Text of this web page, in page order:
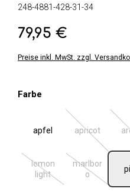
248-4881-428-31-34
Regulärer Preis:
79,95 €
Preise inkl. MwSt. zzgl.
Farbe
apfel apricot
(Diese
lemon
light
(Diese Option ist zurzeit
marlbor
o
(Diese